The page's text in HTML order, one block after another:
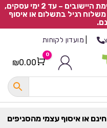
חדש! משלוח אקספרס בהתאם לרשימת היישובים – עד 2 ימי עסקים,
משלוח רגיל בתשלום או איסוף
מועדון לקוחות
Cart
0
₪0.00
מעל 599 משלוח חינם או איסוף עצמי מהסניפים